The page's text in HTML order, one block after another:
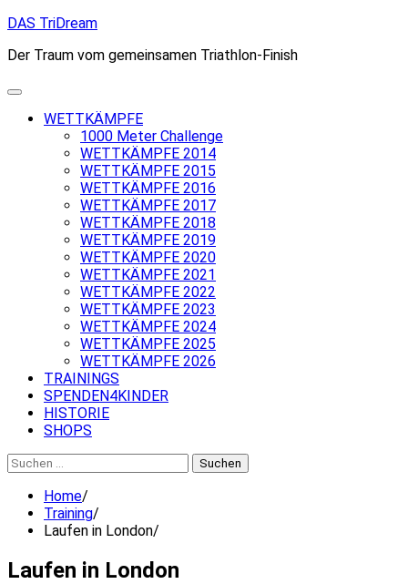
Skip
content
DAS TriDream
Der Traum vom gemeinsamen Triathlon-Finish
WETTKÄMPFE
1000 Meter Challenge
WETTKÄMPFE 2014
WETTKÄMPFE 2015
WETTKÄMPFE 2016
WETTKÄMPFE 2017
WETTKÄMPFE 2018
WETTKÄMPFE 2019
WETTKÄMPFE 2020
WETTKÄMPFE 2021
WETTKÄMPFE 2022
WETTKÄMPFE 2023
WETTKÄMPFE 2024
WETTKÄMPFE 2025
WETTKÄMPFE 2026
TRAININGS
SPENDEN4KINDER
HISTORIE
SHOPS
Suchen
nach:
Home
Training
Laufen in London
Laufen in London